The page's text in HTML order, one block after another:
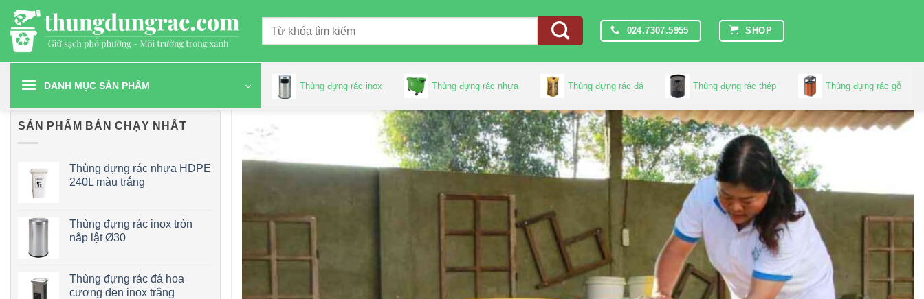
Chuyển
đến
nội
dung
kiếm:
024.7307.5955 SHOP
DANH MỤC SẢN PHẨM Thùng đựng rác inox Thùng đựng rác nhựa Thùng đựng rác đá Thùng đựng rác thép Thùng đựng rác gỗ
SẢN PHẨM BÁN CHẠY NHẤT
Thùng đựng rác nhựa HDPE
240L màu trắng
Thùng đựng rác inox tròn
nắp lật Ø30
Thùng đựng rác đá hoa
cương đen inox trắng